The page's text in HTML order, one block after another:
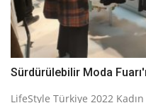
Sürdürülebilir Moda
LifeStyle Türkiye 2022